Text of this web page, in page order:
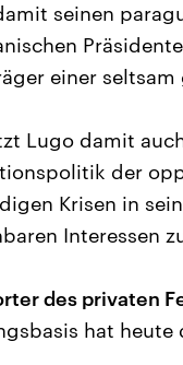
seinen
einer
Lugo damit
der
Krisen in
Interessen
des privaten
hat